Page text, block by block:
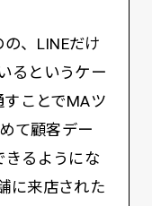
、LINEだけ
るというケー
すことでMAツ
て顧客デー
きるようにな
に来店された